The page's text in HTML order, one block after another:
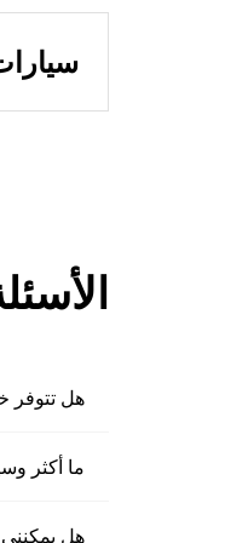
هل تتوفر
ما أكثر
هل